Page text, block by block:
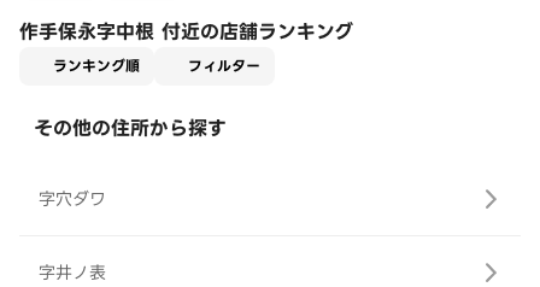
作手保永字中根 付近の店舗ランキング
ランキング順 フィルター
その他の住所から探す
字穴ダワ
字井ノ表